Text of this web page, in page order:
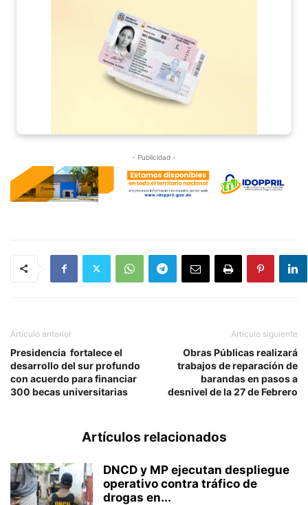
- Publicidad -
Artículo anterior
Presidencia fortalece el
desarrollo del sur profundo
con acuerdo para financiar
300 becas universitarias
Artículo siguiente
Obras Públicas realizará
trabajos de reparación de
barandas en pasos a
desnivel de la 27 de Febrero
Artículos relacionados
DNCD y MP ejecutan despliegue
operativo contra tráfico de
drogas en...